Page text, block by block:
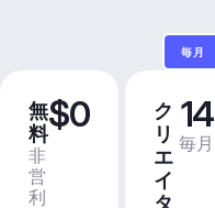
毎月
無
料
非
営
利
$0
ク
リ
エ
イ
タ
14
毎月